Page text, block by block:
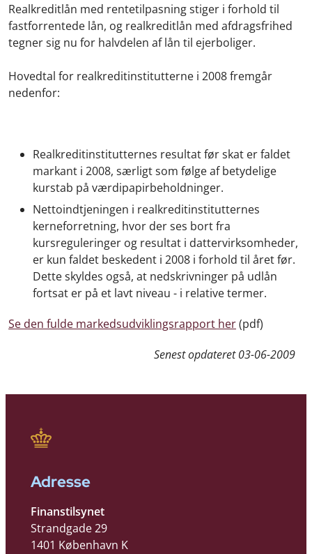
Realkreditlån med rentetilpasning stiger i forhold til
fastforrentede lån, og realkreditlån med afdragsfrihed
tegner sig nu for halvdelen af lån til ejerboliger.
Hovedtal for realkreditinstitutterne i 2008 fremgår
nedenfor:
Realkreditinstitutternes resultat før skat er faldet
markant i 2008, særligt som følge af betydelige
kurstab på værdipapirbeholdninger.
Nettoindtjeningen i realkreditinstitutternes
kerneforretning, hvor der ses bort fra
kursreguleringer og resultat i dattervirksomheder,
er kun faldet beskedent i 2008 i forhold til året før.
Dette skyldes også, at nedskrivninger på udlån
fortsat er på et lavt niveau - i relative termer.
Se den fulde markedsudviklingsrapport her(pdf)
Senest opdateret03-06-2009
Adresse
Finanstilsynet
Strandgade 29
1401 København K